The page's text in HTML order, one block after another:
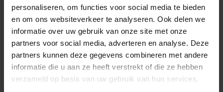
personaliseren, om functies voor social media te bieden
en om ons websiteverkeer te analyseren. Ook delen we
informatie over uw gebruik van onze site met onze
partners voor social media, adverteren en analyse. Deze
partners kunnen deze gegevens combineren met andere
informatie die u aan ze heeft verstrekt of die ze hebben
verzameld op basis van uw gebruik van hun services.